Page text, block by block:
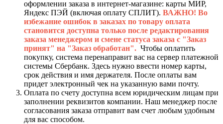
оформлении заказа в интернет-магазине: карты МИР,
Яндекс ПЭЙ (включая оплату СПЛИТ). ВАЖНО! Во
избежание ошибок в заказах по товару оплата
становится доступна только после редактирования
заказа менеджером и смене статуса заказа с "Заказ
принят" на "Заказ обработан". Чтобы оплатить
покупку, система перенаправит вас на сервер платежной
системы Сбербанк. Здесь нужно ввести номер карты,
срок действия и имя держателя. После оплаты вам
придет электронный чек на указанную вами почту.
Оплата по счету доступна всем юридическим лицам при
заполнении реквизитов компании. Наш менеджер после
согласования заказа отправит вам счет любым удобным
для вас способом.